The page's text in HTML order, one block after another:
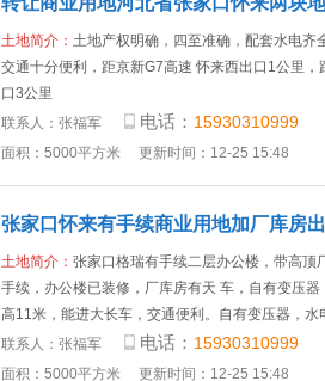
土地简介： 土地产权明确，四至准确，配套水电齐
交通十分便利，距京新G7高速 怀来西出口1公里，
口3公里
联系人： 张福军 电话： 15930310999
面积：5000平方米 更新时间：12-25 15:48
张家口怀来有手续商业用地加厂库房
土地简介： 张家口格瑞有手续二层办公楼，带高顶
手续，办公楼已装修，厂库房有天 车，自有变压器
高11米，能进大长车，交通便利。自有变压器，水
联系人： 张福军 电话： 15930310999
面积：5000平方米 更新时间：12-25 15:48